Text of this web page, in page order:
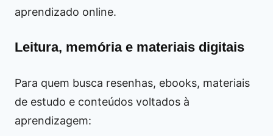
aprendizado online.
Leitura, memória e materiais digitais
Para quem busca resenhas, ebooks, materiais
de estudo e conteúdos voltados à
aprendizagem: